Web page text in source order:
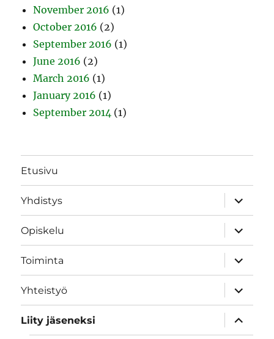
November 2016 (1)
October 2016 (2)
September 2016 (1)
June 2016 (2)
March 2016 (1)
January 2016 (1)
September 2014 (1)
Etusivu
Yhdistys
expand
child
menu
Opiskelu
expand
child
menu
Toiminta
expand
child
menu
Yhteistyö
expand
child
menu
Liity jäseneksi
expand
child
menu